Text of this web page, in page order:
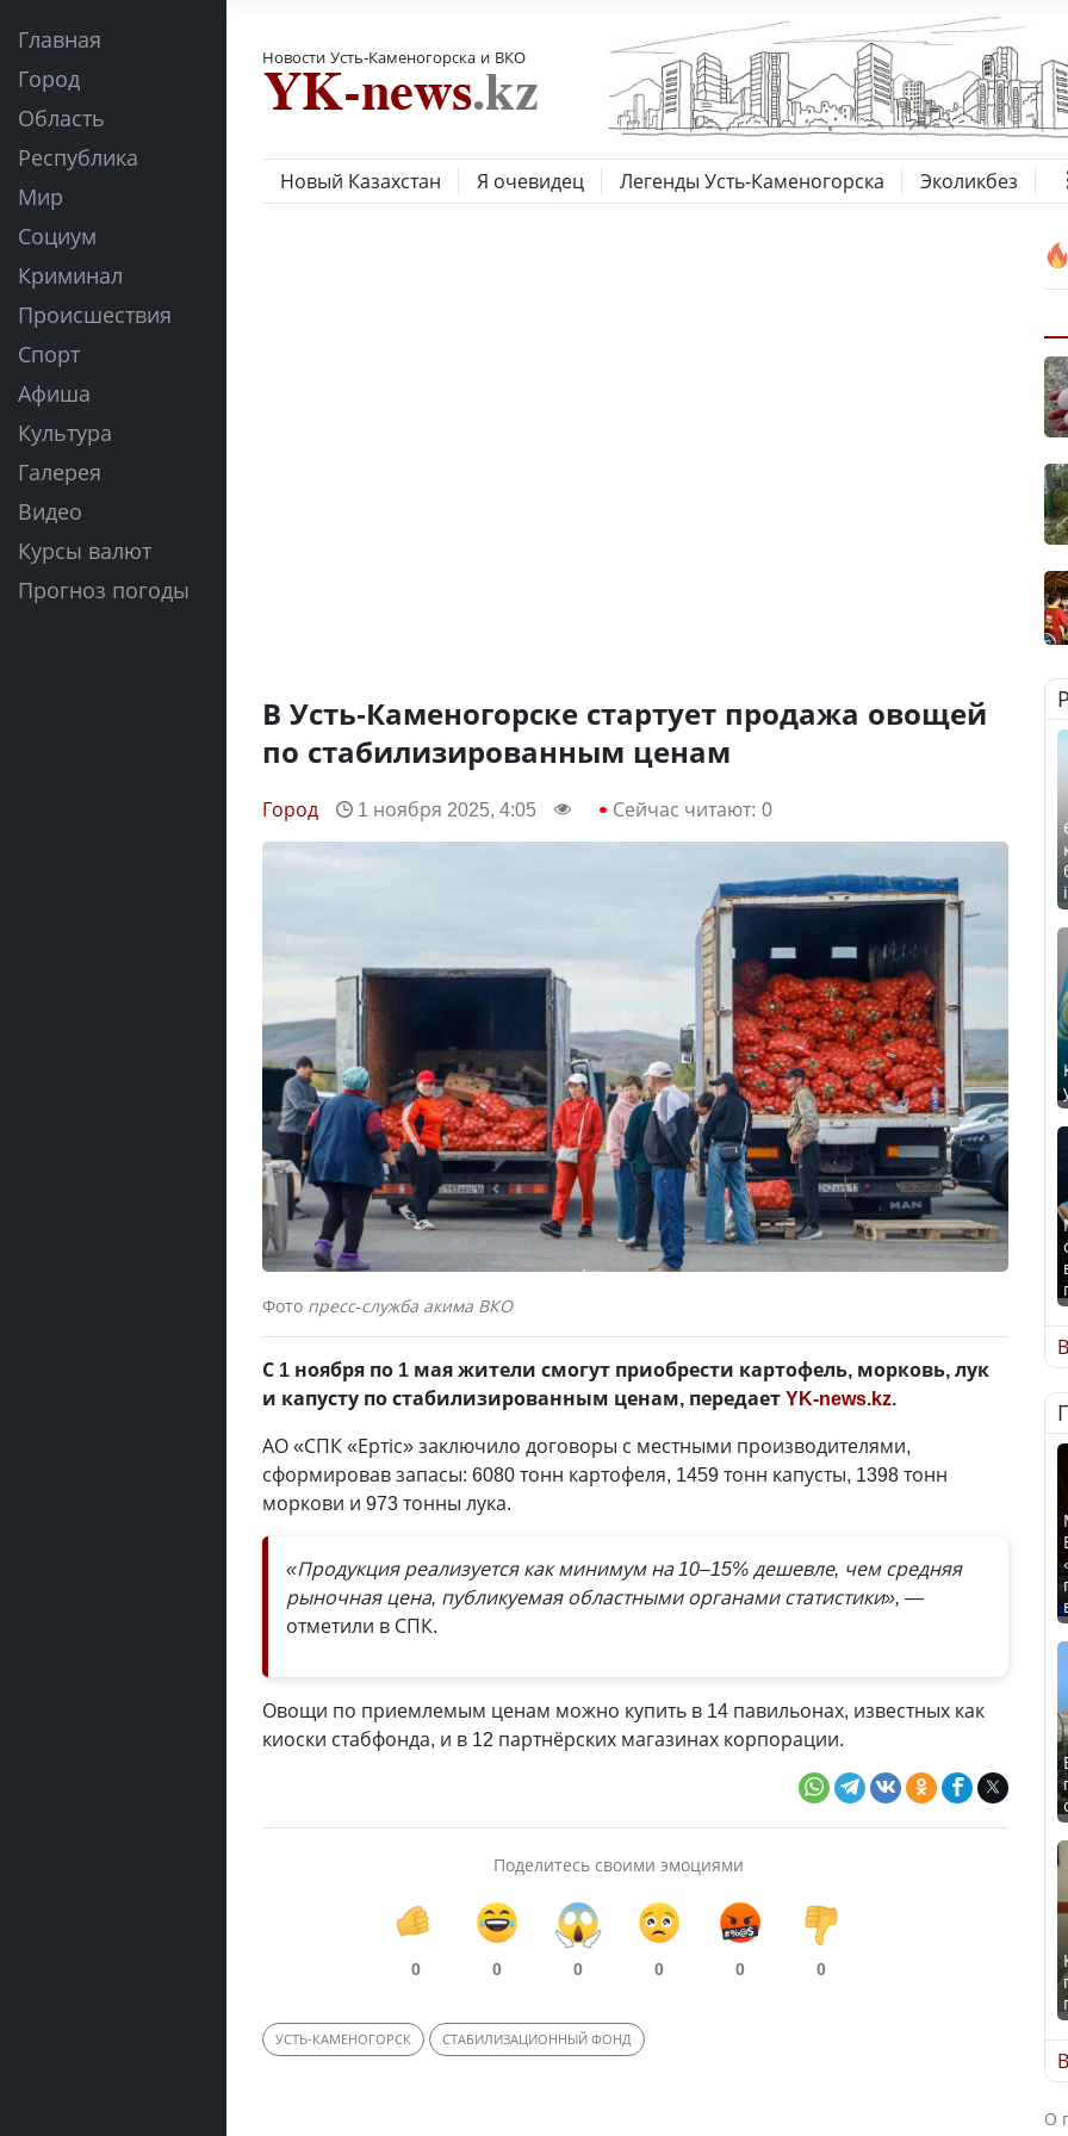
Главная
Город
Область
Республика
Мир
Социум
Криминал
Происшествия
Спорт
Афиша
Культура
Галерея
Видео
Курсы валют
Прогноз погоды
Новости Усть-Каменогорска и ВКО
Новый Казахстан Я очевидец Легенды Усть-Каменогорска Эколикбез
В Усть-Каменогорске стартует продажа овощей
по стабилизированным ценам
Город 1 ноября 2025, 4:05 Сейчас читают: 0
Фото пресс-служба акима ВКО
С 1 ноября по 1 мая жители смогут приобрести картофель, морковь, лук
и капусту по стабилизированным ценам, передаетYK-news.kz.
АО «СПК «Ертіс» заключило договоры с местными производителями,
сформировав запасы: 6080 тонн картофеля, 1459 тонн капусты, 1398 тонн
моркови и 973 тонны лука.
«Продукция реализуется как минимум на 10–15% дешевле, чем средняя
рыночная цена, публикуемая областными органами статистики», —
отметили в СПК.
Овощи по приемлемым ценам можно купить в 14 павильонах, известных как
киоски стабфонда, и в 12 партнёрских магазинах корпорации.
Поделитесь своими эмоциями
0 0 0 0 0 0
УСТЬ-КАМЕНОГОРСК СТАБИЛИЗАЦИОННЫЙ ФОНД
О